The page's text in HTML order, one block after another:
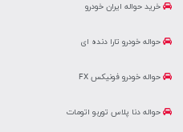
خرید حواله ایران خودرو
حواله خودرو تارا دنده ای
حواله خودرو فونیکس FX
حواله دنا پلاس توربو اتومات